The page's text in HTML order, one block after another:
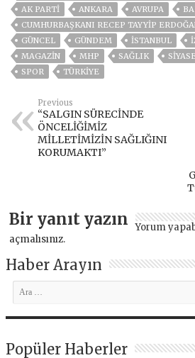
AK PARTİ
ANKARA AVRUPA
CUMHURBAŞKANI RECEP TAYYIP
GÜNCEL
GÜNDEM ISTANBUL
MAGAZİN
MHP SAĞLIK
SPOR
TÜRKİYE
Previous
“SALGIN SÜRECİNDE
ÖNCELİĞİMİZ
MİLLETİMİZİN SAĞLIĞINI
KORUMAKTI”
Bir yanıt yazın Yorum
açmalısınız.
Haber Arayın
Popüler Haberler